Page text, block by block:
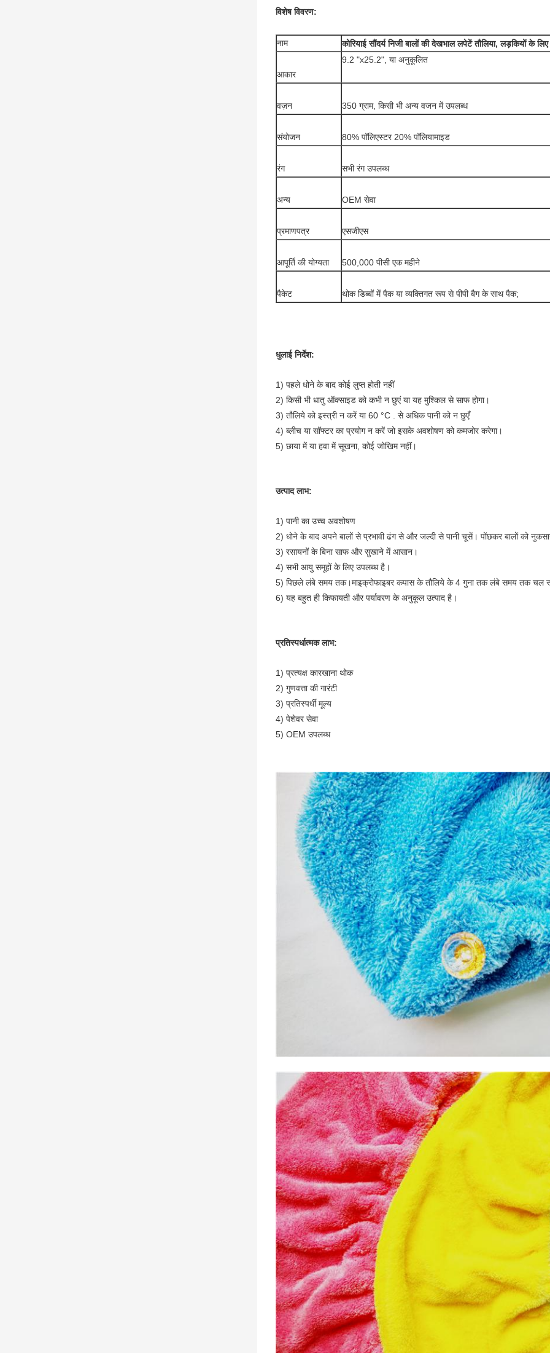
विशेष विवरण:
नाम कोरियाई सौंदर्य निजी बालों की देखभाल लपेटें तौलिया, लड़कियों के लिए
आकार
9.2 "x25.2", या अनुकूलित
वज़न 350 ग्राम, किसी भी अन्य वजन में उपलब्ध
संयोजन 80% पॉलिएस्टर 20% पॉलियामाइड
रंग सभी रंग उपलब्ध
अन्य OEM सेवा
प्रमाणपत्र एसजीएस
आपूर्ति की योग्यता 500,000 पीसी एक महीने
पैकेट थोक डिब्बों में पैक या व्यक्तिगत रूप से पीपी बैग के साथ पैक;
धुलाई निर्देश:
1) पहले धोने के बाद कोई लुप्त होती नहीं
2) किसी भी धातु ऑक्साइड को कभी न छुएं या यह मुश्किल से साफ होगा।
3) तौलिये को इस्त्री न करें या 60 °C . से अधिक पानी को न छुएँ
4) ब्लीच या सॉफ्टर का प्रयोग न करें जो इसके अवशोषण को कमजोर करेगा।
5) छाया में या हवा में सूखना, कोई जोखिम नहीं।
उत्पाद लाभ:
1) पानी का उच्च अवशोषण
2) धोने के बाद अपने बालों से प्रभावी ढंग से और जल्दी से पानी चूसें। पोंछकर बालों को
3) रसायनों के बिना साफ और सुखाने में आसान।
4) सभी आयु समूहों के लिए उपलब्ध है।
5) पिछले लंबे समय तक।माइक्रोफाइबर कपास के तौलिये के 4 गुना तक लंबे समय तक चल
6) यह बहुत ही किफायती और पर्यावरण के अनुकूल उत्पाद है।
प्रतिस्पर्धात्मक लाभ:
1) प्रत्यक्ष कारखाना थोक
2) गुणवत्ता की गारंटी
3) प्रतिस्पर्धी मूल्य
4) पेशेवर सेवा
5) OEM उपलब्ध